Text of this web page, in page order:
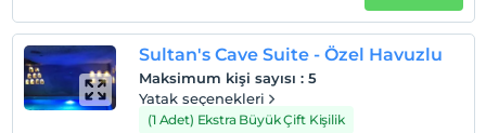
Sultan's Cave Suite - Özel Havuzlu
Maksimum kişi sayısı : 5
Yatak seçenekleri
(1 Adet) Ekstra Büyük Çift Kişilik